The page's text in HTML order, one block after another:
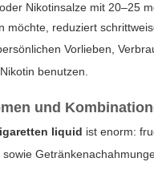
Nikotinsalze mit 20–25
möchte, reduziert
Vorlieben,
benutzen.
und
liquid ist enorm: